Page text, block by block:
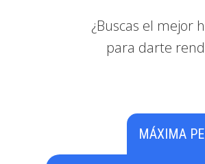
¿Buscas el mejor
para darte
MÁXIMA